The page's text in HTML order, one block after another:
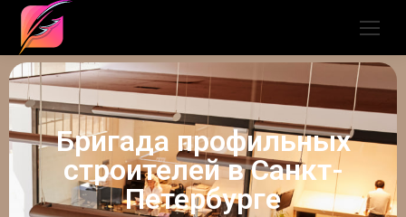
Бригада профильных
строителей в Санкт-
Петербурге